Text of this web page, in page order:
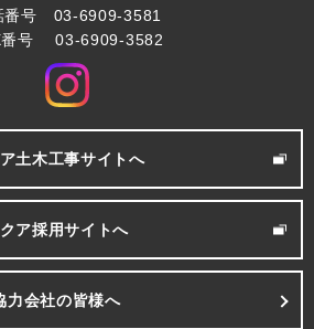
番号 03-6909-3581
番号 03-6909-3582
土木工事サイトへ
ア採用サイトへ
力会社の皆様へ